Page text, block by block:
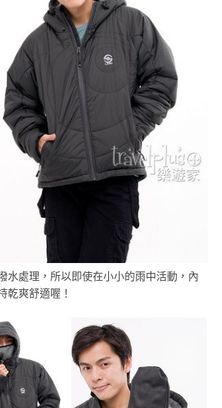
水處理，所以即使在小小的雨中活動，內
乾爽舒適喔！